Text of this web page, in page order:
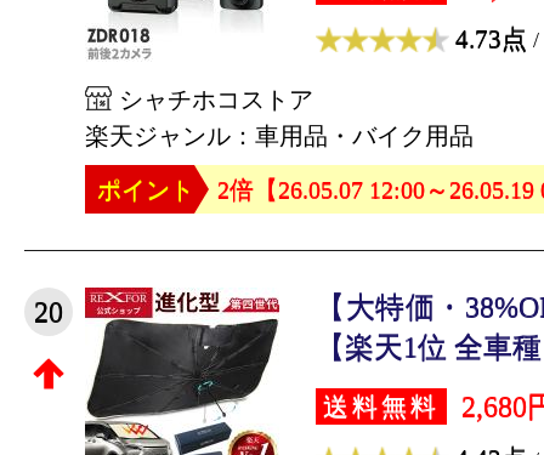
4.73点 /
シャチホコストア
楽天ジャンル：車用品・バイク用品
ポイント
2倍【26.05.07 12:00～26.05.19
20
【大特価・
【楽天1位 全車
送料無料 2,680